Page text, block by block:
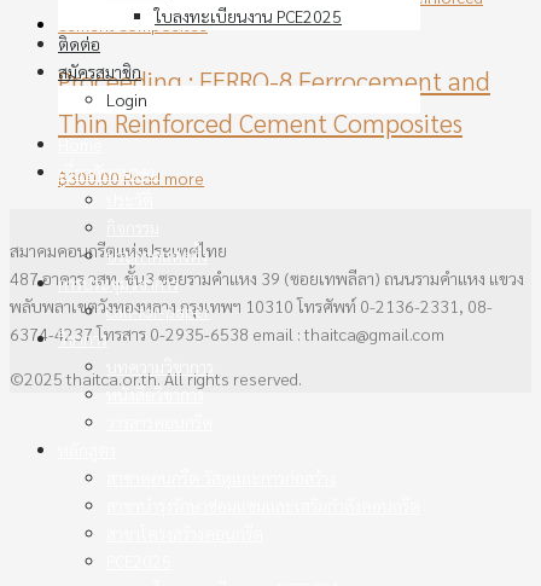
ใบลงทะเบียนงาน PCE2025
ติดต่อ
สมัครสมาชิก
Login
Home
เกี่ยวกับสมาคม
ประกาศแต่งตั้ง
การประชุมวิชาการ
call-for-paper
วิชาการ
หนังสือวิชาการ
Proceeding : FERRO-8 Ferrocement and
Thin Reinforced Cement Composites
฿300.00 Read more
สมาคมคอนกรีตแห่งประเทศไทย
487 อาคาร วสท. ชั้น3 ซอยรามคำแหง 39 (ซอยเทพลีลา) ถนนรามคำแหง แขวง
พลับพลาเขตวังทองหลาง กรุงเทพฯ 10310 โทรศัพท์ 0-2136-2331, 08-
6374-4237 โทรสาร 0-2935-6538 email : thaitca@gmail.com
©2025 thaitca.or.th. All rights reserved.